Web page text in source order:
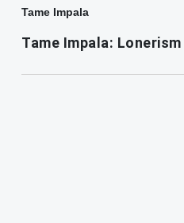
Tame Impala
Tame Impala: Lonerism